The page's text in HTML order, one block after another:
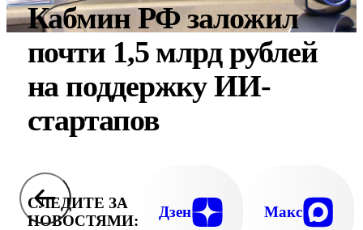
Кабмин РФ заложил
почти 1,5 млрд рублей
на поддержку ИИ-
стартапов
СЛЕДИТЕ ЗА
НОВОСТЯМИ:
Дзен Макс